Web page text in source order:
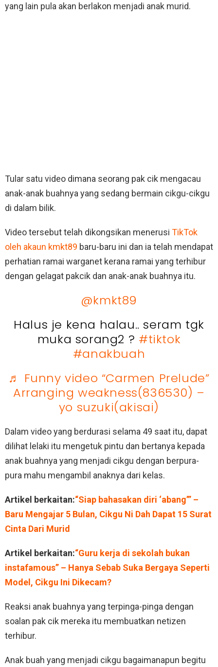
yang lain pula akan berlakon menjadi anak murid.
Tular satu video dimana seorang pak cik mengacau
anak-anak buahnya yang sedang bermain cikgu-cikgu
di dalam bilik.
Video tersebut telah dikongsikan menerusi TikTok
oleh akaun kmkt89 baru-baru ini dan ia telah mendapat
perhatian ramai warganet kerana ramai yang terhibur
dengan gelagat pakcik dan anak-anak buahnya itu.
@kmkt89
Halus je kena halau.. seram tgk
muka sorang2 ? #tiktok
#anakbuah
♬ Funny video “Carmen Prelude”
Arranging weakness(836530) –
yo suzuki(akisai)
Dalam video yang berdurasi selama 49 saat itu, dapat
dilihat lelaki itu mengetuk pintu dan bertanya kepada
anak buahnya yang menjadi cikgu dengan berpura-
pura mahu mengambil anaknya dari kelas.
Artikel berkaitan:“Siap bahasakan diri ‘abang’” –
Baru Mengajar 5 Bulan, Cikgu Ni Dah Dapat 15 Surat
Cinta Dari Murid
Artikel berkaitan:“Guru kerja di sekolah bukan
instafamous” – Hanya Sebab Suka Bergaya Seperti
Model, Cikgu Ini Dikecam?
Reaksi anak buahnya yang terpinga-pinga dengan
soalan pak cik mereka itu membuatkan netizen
terhibur.
Anak buah yang menjadi cikgu bagaimanapun begitu